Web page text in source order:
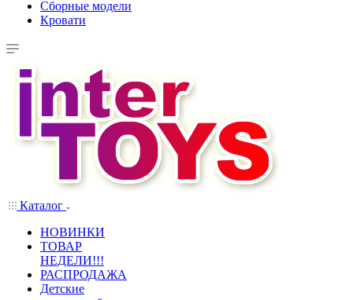
Сборные модели
Кровати
Каталог
НОВИНКИ
ТОВАР
НЕДЕЛИ!!!
РАСПРОДАЖА
Детские